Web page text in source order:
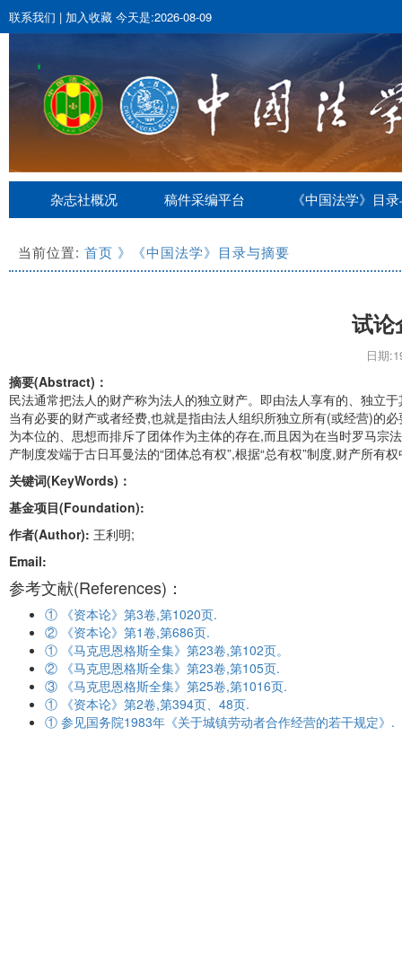
联系我们 | 加入收藏 今天是:2026-08-09
杂志社概况 稿件采编平台 《中国法学》目
当前位置: 首页 》《中国法学》目录与摘要
试论
日期
摘要(Abstract)：
民法通常把法人的财产称为法人的独立财产。即由法人享有的、独立
当有必要的财产或者经费,也就是指由法人组织所独立所有(或经营)的
为本位的、思想而排斥了团体作为主体的存在,而且因为在当时罗马
产制度发端于古日耳曼法的“团体总有权”,根据“总有权”制度,财产所有
关键词(KeyWords)：
基金项目(Foundation):
作者(Author): 王利明;
Email:
参考文献(References)：
① 《资本论》第3卷,第1020页.
② 《资本论》第1卷,第686页.
① 《马克思恩格斯全集》第23卷,第102页。
② 《马克思恩格斯全集》第23卷,第105页.
③ 《马克思恩格斯全集》第25卷,第1016页.
① 《资本论》第2卷,第394页、48页.
① 参见国务院1983年《关于城镇劳动者合作经营的若干规定》.